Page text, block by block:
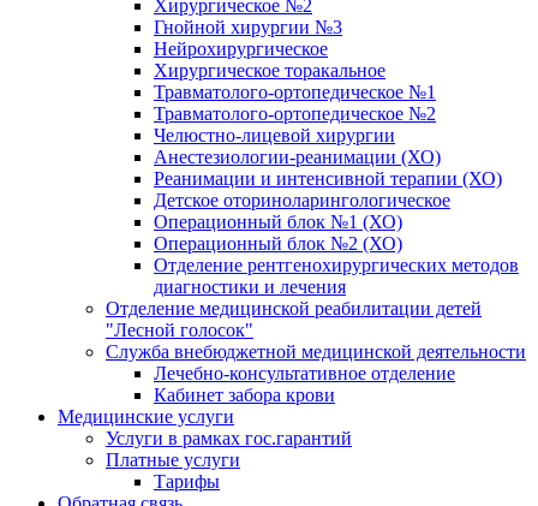
Хирургическое №2
Гнойной хирургии №3
Нейрохирургическое
Хирургическое торакальное
Травматолого-ортопедическое №1
Травматолого-ортопедическое №2
Челюстно-лицевой хирургии
Анестезиологии-реанимации (ХО)
Реанимации и интенсивной терапии (ХО)
Детское оториноларингологическое
Операционный блок №1 (ХО)
Операционный блок №2 (ХО)
Отделение рентгенохирургических методов
диагностики и лечения
Отделение медицинской реабилитации детей
"Лесной голосок"
Служба внебюджетной медицинской деятельности
Лечебно-консультативное отделение
Кабинет забора крови
Медицинские услуги
Услуги в рамках гос.гарантий
Платные услуги
Тарифы